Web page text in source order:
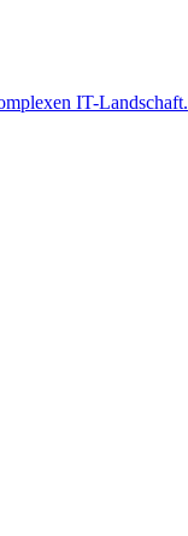
IT-Landschaft.